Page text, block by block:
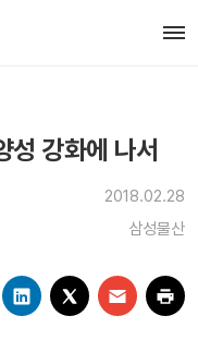
성 강화에 나서
2018.02.28
삼성물산